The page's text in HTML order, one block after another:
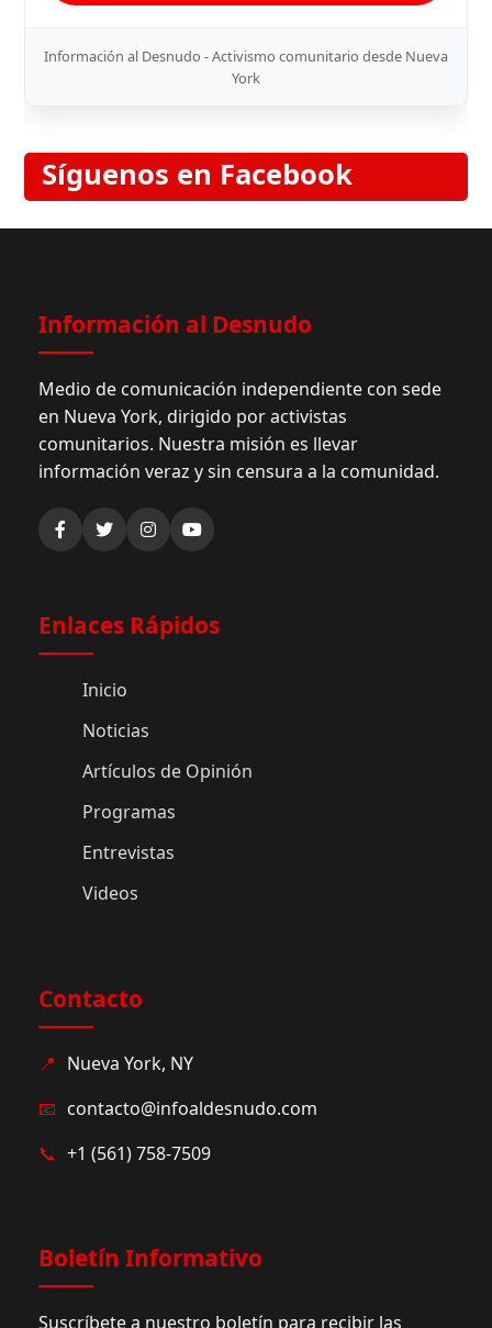
Información al Desnudo - Activismo comunitario desde Nueva
York
Síguenos en Facebook
Información al Desnudo
Medio de comunicación independiente con sede
en Nueva York, dirigido por activistas
comunitarios. Nuestra misión es llevar
información veraz y sin censura a la comunidad.
Enlaces Rápidos
Inicio
Noticias
Artículos de Opinión
Programas
Entrevistas
Videos
Contacto
📍 Nueva York, NY
📧 contacto@infoaldesnudo.com
📞 +1 (561) 758-7509
Boletín Informativo
Suscríbete a nuestro boletín para recibir las